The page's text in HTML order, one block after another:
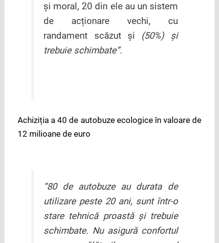
și moral, 20 din ele au un sistem
de acționare vechi, cu
randament scăzut și (50%) și
trebuie schimbate”.
Achiziția a 40 de autobuze ecologice în valoare de
12 milioane de euro
“80 de autobuze au durata de
utilizare peste 20 ani, sunt într-o
stare tehnică proastă și trebuie
schimbate. Nu asigură confortul